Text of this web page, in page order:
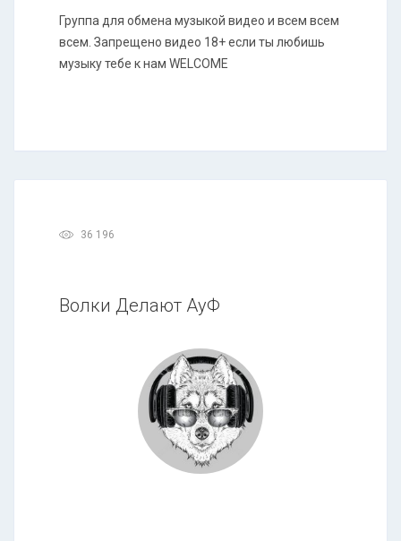
Группа для обмена музыкой видео и всем всем
всем. Запрещено видео 18+ если ты любишь
музыку тебе к нам WELCOME
36 196
Волки Делают АуФ